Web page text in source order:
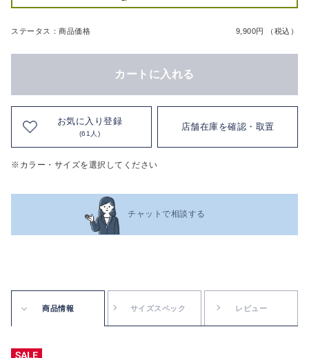
ステータス：商品価格 9,900円 （税込）
カートに入れる
お気に入り登録
(61人)
店舗在庫を確認・取置
※カラー・サイズを選択してください
チャットで相談する
商品情報 サイズスペック レビュー